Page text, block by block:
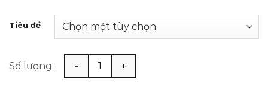
Tiêu đề
Sào Cách Điện 35KV Loại Lồng Rút số lượng